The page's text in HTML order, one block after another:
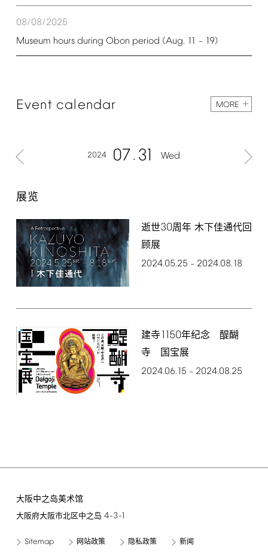
08/08/2025
Museum hours during Obon period (Aug. 11 – 19)
Event calendar MORE
2024 07 31 Wed
展览
逝世30周年 木下佳通代回
顾展
2024.05.25 – 2024.08.18
建寺1150年纪念 醍醐
寺 国宝展
2024.06.15 – 2024.08.25
大阪中之岛美术馆
大阪府大阪市北区中之岛 4-3-1
Sitemap 网站政策 隐私政策 新闻